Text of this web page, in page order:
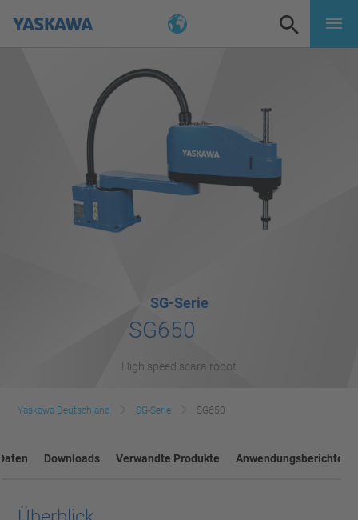
SG-Serie
SG650
High speed scara robot
Yaskawa Deutschland SG-Serie SG650
Downloads Verwandte Produkte Anwendungsberichte